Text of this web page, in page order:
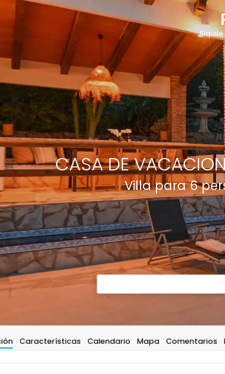
CASA DE
Villa para 6
Características Calendario Mapa Comentarios
Alquile